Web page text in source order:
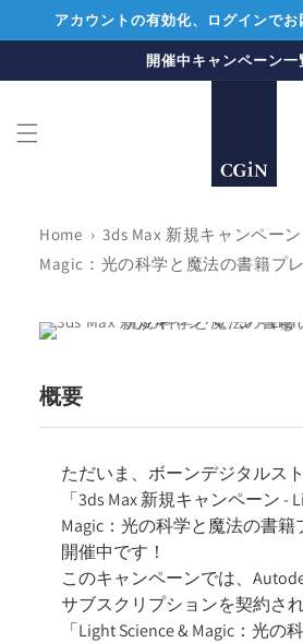
ンツに
進む
アカウントの有効化、ログインで
開催中キャンペーン一
Home › 3ds Max 新規キャンペー
Magic：光の科学と魔法の書籍プ
概要
ただいま、ボーンデジタルスト
「3ds Max 新規キャンペーン -
Magic：光の科学と魔法の書籍
開催中です！
このキャンペーンでは、
サブスクリプションを契約さ
「Light Science & Magic：光